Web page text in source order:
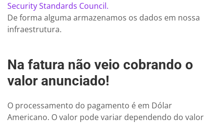
Security Standards Council.
De forma alguma armazenamos os dados em nossa
infraestrutura.
Na fatura não veio cobrando o
valor anunciado!
O processamento do pagamento é em Dólar
Americano. O valor pode variar dependendo do valor